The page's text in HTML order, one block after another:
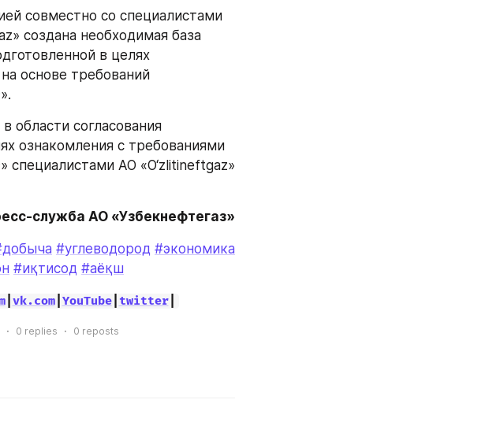
совместно со специалистами
создана необходимая база
в целях
основе требований
области согласования
ознакомления с требованиями
специалистами АО «O‘zlitineftgaz»
служба АО «Узбекнефтегаз»
#углеводород #экономика
#иқтисод #аёқш
| vk.com| YouTube| twitter|
0 replies 0 reposts